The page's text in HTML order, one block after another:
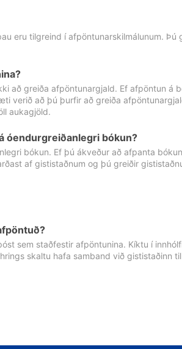
eru tilgreind í afpöntunarskilmálunum. Þú
að greiða afpöntunargjald. Ef afpöntun á
verið að þú þurfir að greiða
aukagjöld.
óendurgreiðanlegri bókun?
bókun. Ef þú ákveður að afpanta
af gististaðnum og þú greiðir
sem staðfestir afpöntunina. Kíktu í
skaltu hafa samband við gististaðinn